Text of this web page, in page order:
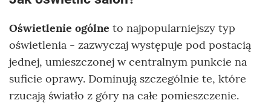
Oświetlenie ogólne to najpopularniejszy typ
oświetlenia - zazwyczaj występuje pod postacią
jednej, umieszczonej w centralnym punkcie na
suficie oprawy. Dominują szczególnie te, które
rzucają światło z góry na całe pomieszczenie.